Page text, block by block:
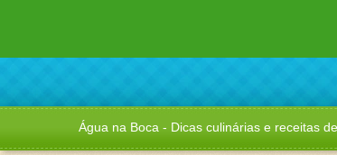
Água na Boca - Dicas culinárias e receitas